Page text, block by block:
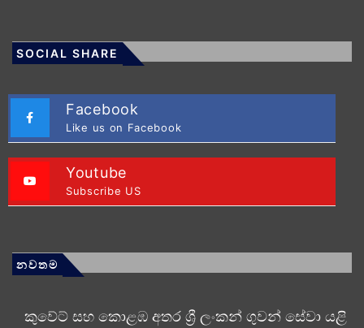
SOCIAL SHARE
Facebook
Like us on Facebook
Youtube
Subscribe US
නවතම
කුවේට් සහ කොළඹ අතර ශ්‍රී ලංකන් ගුවන් සේවා යළි